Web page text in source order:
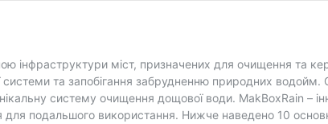
інфраструктури міст, призначених для очищення та
системи та запобігання забрудненню природних
систему очищення дощової води. MakBoxRain –
подальшого використання. Нижче наведено 10